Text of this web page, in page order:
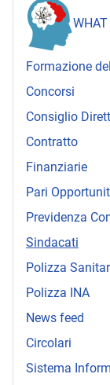
Formazione
Concorsi
Consiglio
Contratto
Finanziarie
Pari
Previdenza
Sindacati
Polizza
Polizza INA
News feed
Circolari
Sistema